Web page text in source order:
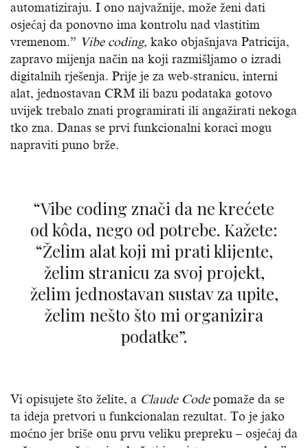
automatiziraju. I ono najvažnije, može ženi dati
osjećaj da ponovno ima kontrolu nad vlastitim
vremenom.” Vibe coding, kako objašnjava Patricija,
zapravo mijenja način na koji razmišljamo o izradi
digitalnih rješenja. Prije je za web-stranicu, interni
alat, jednostavan CRM ili bazu podataka gotovo
uvijek trebalo znati programirati ili angažirati nekoga
tko zna. Danas se prvi funkcionalni koraci mogu
napraviti puno brže.
“Vibe coding znači da ne krećete
od kôda, nego od potrebe. Kažete:
“Želim alat koji mi prati klijente,
želim stranicu za svoj projekt,
želim jednostavan sustav za upite,
želim nešto što mi organizira
podatke”.
Vi opisujete što želite, a Claude Codepomaže da se
ta ideja pretvori u funkcionalan rezultat. To je jako
moćno jer briše onu prvu veliku prepreku – osjećaj da